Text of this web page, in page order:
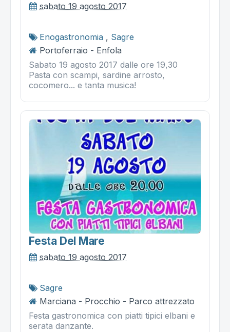
sabato 19 agosto 2017
Enogastronomia , Sagre
Portoferraio - Enfola
Sabato 19 agosto 2017 dalle ore 19,30
Pasta con scampi, sardine arrosto,
cocomero... e tanta musica!
Festa Del Mare
sabato 19 agosto 2017
Sagre
Marciana - Procchio - Parco attrezzato
Festa gastronomica con piatti tipici elbani e
serata danzante.